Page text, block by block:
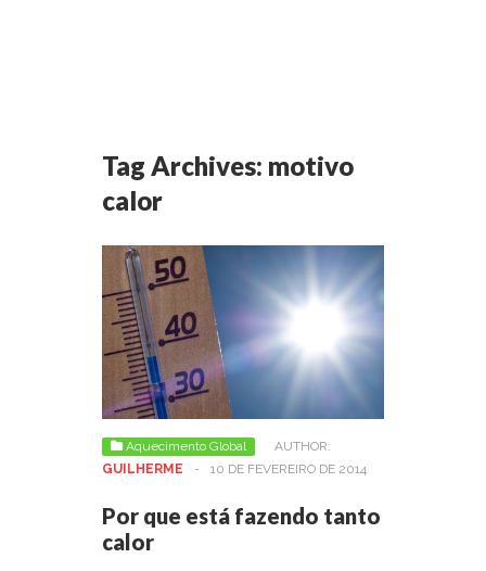
Tag Archives: motivo
calor
Aquecimento Global
AUTHOR:
GUILHERME
- 10 DE FEVEREIRO DE 2014
Por que está fazendo tanto
calor